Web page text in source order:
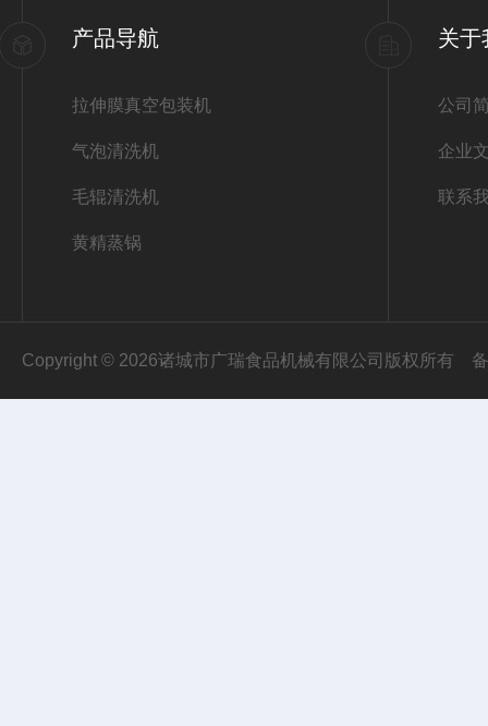
产品导航
拉伸膜真空包装机
气泡清洗机
毛辊清洗机
黄精蒸锅
关于
公司
企业
联系
Copyright © 2026诸城市广瑞食品机械有限公司版权所有